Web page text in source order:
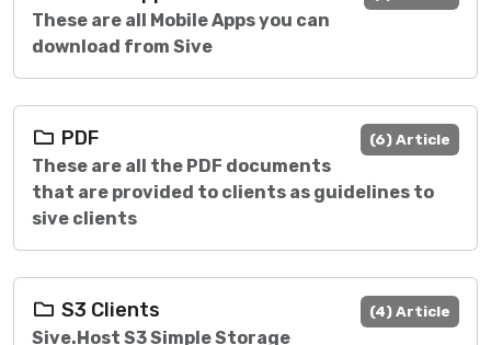
These are all Mobile Apps you can
download from Sive
(6) Article
PDF
These are all the PDF documents
that are provided to clients as guidelines to
sive clients
(4) Article
S3 Clients
Sive.Host S3 Simple Storage